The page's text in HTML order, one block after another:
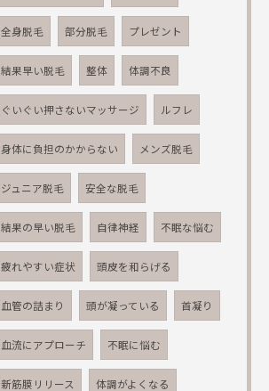
全身脱毛 部分脱毛 プレゼント
結果早い脱毛 整体 体調不良
ぐいぐい押さないマッサージ ルフレ
身体に負担のかからない メンズ脱毛
ジュニア脱毛 安全な脱毛
結果の早い脱毛 自律神経 不眠な悩む
疲れやすい症状 頭皮を和らげる
血管の詰まり 頭が凝っている 首凝り
血流にアプローチ 不眠に悩む
新筋膜リリース 体調がよくなる